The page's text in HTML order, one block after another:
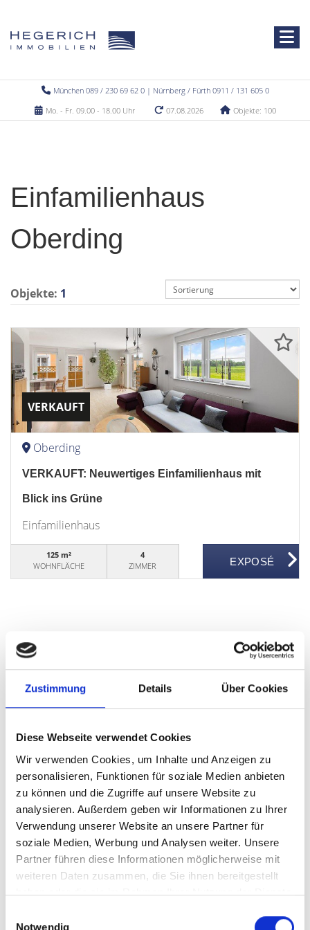
Zustimmung Details Über Cookies
Diese Webseite verwendet Cookies
Wir verwenden Cookies, um Inhalte und Anzeigen zu
personalisieren, Funktionen für soziale Medien anbieten
zu können und die Zugriffe auf unsere Website zu
analysieren. Außerdem geben wir Informationen zu Ihrer
Verwendung unserer Website an unsere Partner für
soziale Medien, Werbung und Analysen weiter. Unsere
Partner führen diese Informationen möglicherweise mit
weiteren Daten zusammen, die Sie ihnen bereitgestellt
haben oder die sie im Rahmen Ihrer Nutzung der Dienste
Notwendig
München 089 / 230 69 62 0 | Nürnberg / Fürth 0911 / 131 605 0
Mo. - Fr. 09.00 - 18.00 Uhr
07.08.2026 Objekte: 100
Einfamilienhaus
Oberding
Objekte: 1
VERKAUFT
Oberding
VERKAUFT: Neuwertiges Einfamilienhaus mit
Blick ins Grüne
Einfamilienhaus
125 m²
WOHNFLÄCHE
4
ZIMMER
Oberding Gauting Gräfelfing Nürnberg
Höhenkirchen-Siegertsbrunn Planegg
Freystadt
München / Milbertshofen-Am Hart München Taufkirchen
Ammerndorf Cadolzburg Krailling Poing
Sauerlach / Grafing Ingolstadt München / Pasing Fürth
Zirndorf München / Trudering Landsberied Erlangen
Haar Schwarzenbruck Dachau Burgthann Mühlhausen
Gilching Immobilienverkauf München
Makler Nürnberg
Wohnungverkauf Fürth
Einfamilienhaus Häuser Hauskauf
Immobilie